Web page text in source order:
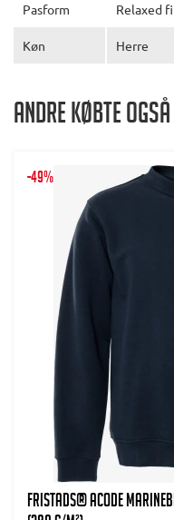
Pasform Relaxed
Køn Herre
Andre købte også
-49%
FRISTADS® Acode